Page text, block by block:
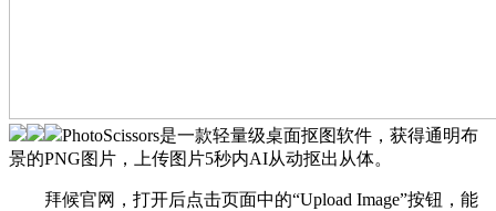
PhotoScissors是一款轻量级桌面抠图软件，获得通明布
景的PNG图片，上传图片5秒内AI从动抠出从体。
拜候官网，打开后点击页面中的“Upload Image”按钮，能